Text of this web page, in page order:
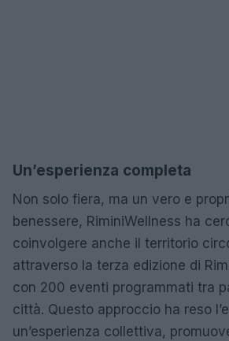
Un’esperienza completa
Non solo fiera, ma un vero e
benessere, RiminiWellness ha
coinvolgere anche il territorio
attraverso la terza edizione di
con 200 eventi programmati tra
città. Questo approccio ha reso
un’esperienza collettiva,